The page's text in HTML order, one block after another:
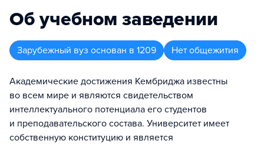
Об учебном заведении
Зарубежный вуз основан в 1209 Нет общежития
Академические достижения Кембриджа известны
во всем мире и являются свидетельством
интеллектуального потенциала его студентов
и преподавательского состава. Университет имеет
собственную конституцию и является